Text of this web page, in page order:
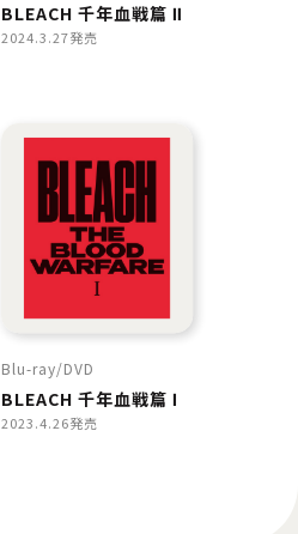
BLEACH 千年血戦篇 Ⅱ
2024.3.27発売
Blu-ray DVD
BLEACH 千年血戦篇 Ⅰ
2023.4.26発売